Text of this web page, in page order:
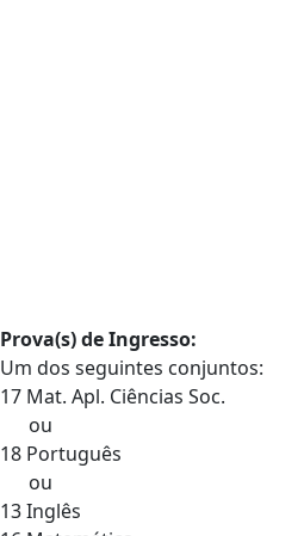
Prova(s) de Ingresso:
Um dos seguintes conjuntos:
17 Mat. Apl. Ciências Soc.
ou
18 Português
ou
13 Inglês